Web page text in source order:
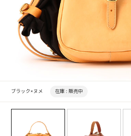
ブラック×ヌメ 在庫 : 販売中